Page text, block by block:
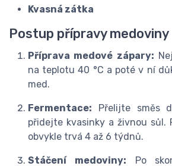
Kvasná zátka
Postup přípravy medoviny
Příprava medové zápary:
na teplotu 40 °C a poté v ní
med.
Fermentace: Přelijte směs
přidejte kvasinky a živnou sůl.
obvykle trvá 4 až 6 týdnů.
Stáčení medoviny: Po